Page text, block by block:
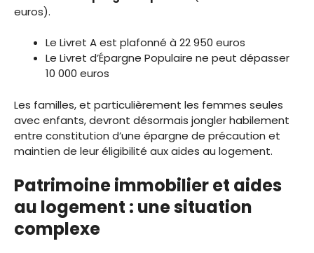
euros).
Le Livret A est plafonné à 22 950 euros
Le Livret d’Épargne Populaire ne peut dépasser
10 000 euros
Les familles, et particulièrement les femmes seules
avec enfants, devront désormais jongler habilement
entre constitution d’une épargne de précaution et
maintien de leur éligibilité aux aides au logement.
Patrimoine immobilier et aides
au logement : une situation
complexe